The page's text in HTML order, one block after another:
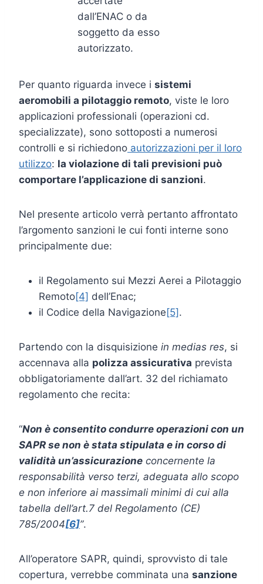
dall’ENAC o da
soggetto da esso
autorizzato.
Per quanto riguarda invece i sistemi
aeromobili a pilotaggio remoto, viste le loro
applicazioni professionali (operazioni cd.
specializzate), sono sottoposti a numerosi
controlli e si richiedono autorizzazioni per il loro
utilizzo: la violazione di tali previsioni può
comportare l’applicazione di sanzioni.
Nel presente articolo verrà pertanto affrontato
l’argomento sanzioni le cui fonti interne sono
principalmente due:
il Regolamento sui Mezzi Aerei a Pilotaggio
Remoto[4] dell’Enac;
il Codice della Navigazione [5] .
Partendo con la disquisizione in medias res, si
accennava alla polizza assicurativa prevista
obbligatoriamente dall’art. 32 del richiamato
regolamento che recita:
“Non è consentito condurre operazioni con un
SAPR se non è stata stipulata e in corso di
validità un’assicurazione concernente la
responsabilità verso terzi, adeguata allo scopo
e non inferiore ai massimali minimi di cui alla
tabella dell’art.7 del Regolamento (CE)
785/2004[6]”.
All’operatore SAPR, quindi, sprovvisto di tale
copertura, verrebbe comminata una sanzione